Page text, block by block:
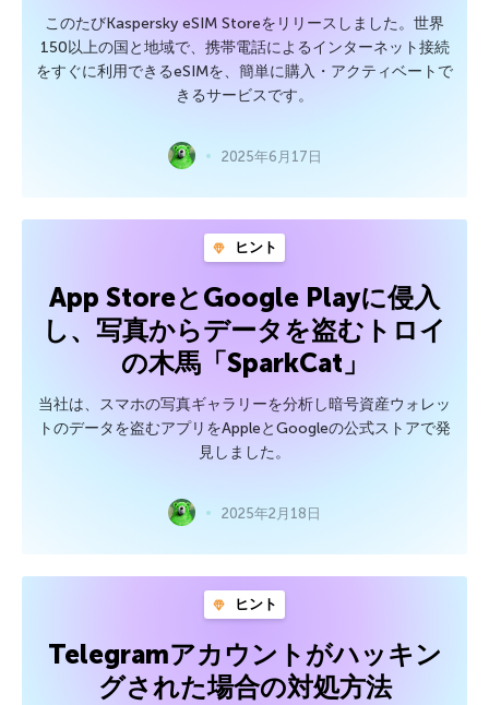
このたびKaspersky eSIM Storeをリリースしました。世界
150以上の国と地域で、携帯電話によるインターネット接続
をすぐに利用できるeSIMを、簡単に購入・アクティベートで
きるサービスです。
2025年6月17日
ヒント
App StoreとGoogle Playに侵入
し、写真からデータを盗むトロイ
の木馬「SparkCat」
当社は、スマホの写真ギャラリーを分析し暗号資産ウォレッ
トのデータを盗むアプリをAppleとGoogleの公式ストアで発
見しました。
2025年2月18日
ヒント
Telegramアカウントがハッキン
グされた場合の対処方法